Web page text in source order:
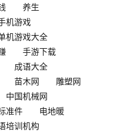
养生
机游戏
机游戏大全
手游下载
成语大全
苗木网
雕塑网
中国机械网
准件
电地暖
培训机构